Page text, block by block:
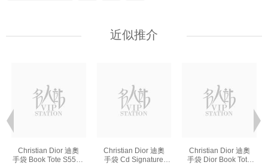
近似推介
Christian Dior 迪奧
手袋 Book Tote S5555
Christian Dior 迪奧
手袋 Cd Signature
Christian Dior 迪奧
手袋 Dior Book Tote